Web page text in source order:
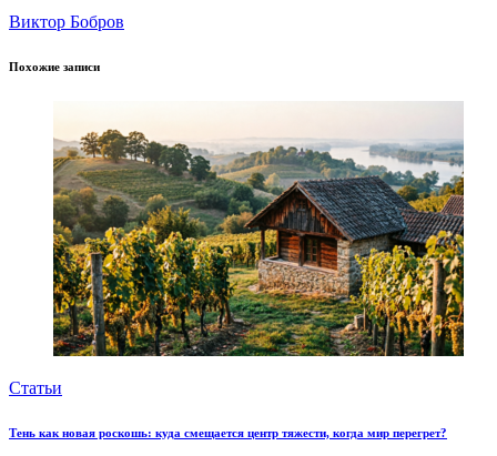
Виктор Бобров
Похожие записи
Статьи
Тень как новая роскошь: куда смещается центр тяжести, когда мир перегрет?